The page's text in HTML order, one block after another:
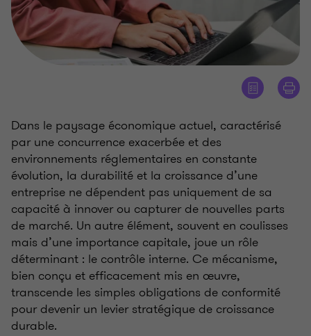
Dans le paysage économique actuel, caractérisé
par une concurrence exacerbée et des
environnements réglementaires en constante
évolution, la durabilité et la croissance d’une
entreprise ne dépendent pas uniquement de sa
capacité à innover ou capturer de nouvelles parts
de marché. Un autre élément, souvent en coulisses
mais d’une importance capitale, joue un rôle
déterminant : le contrôle interne. Ce mécanisme,
bien conçu et efficacement mis en œuvre,
transcende les simples obligations de conformité
pour devenir un levier stratégique de croissance
durable.